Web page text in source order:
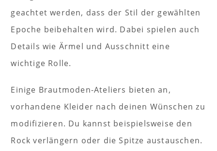
geachtet werden, dass der Stil der gewählten
Epoche beibehalten wird. Dabei spielen auch
Details wie Ärmel und Ausschnitt eine
wichtige Rolle.
Einige Brautmoden-Ateliers bieten an,
vorhandene Kleider nach deinen Wünschen zu
modifizieren. Du kannst beispielsweise den
Rock verlängern oder die Spitze austauschen.